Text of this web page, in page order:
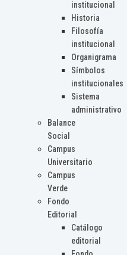
institucional
Historia
Filosofía
institucional
Organigrama
Símbolos
institucionales
Sistema
administrativo
Balance
Social
Campus
Universitario
Campus
Verde
Fondo
Editorial
Catálogo
editorial